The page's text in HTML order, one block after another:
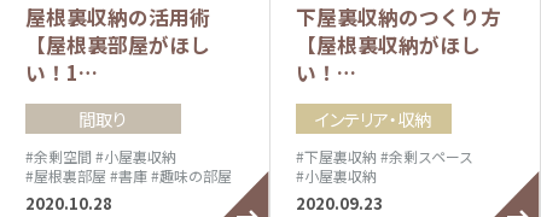
屋根裏収納の活用術
【屋根裏部屋がほし
い！1…
間取り
#余剰空間 #小屋裏収納
#屋根裏部屋 #書庫#趣味の部屋
2020.10.28
下屋裏収納のつくり方
【屋根裏収納がほし
い！…
インテリア・収納
#下屋裏収納 #余剰スペース
#小屋裏収納
2020.09.23